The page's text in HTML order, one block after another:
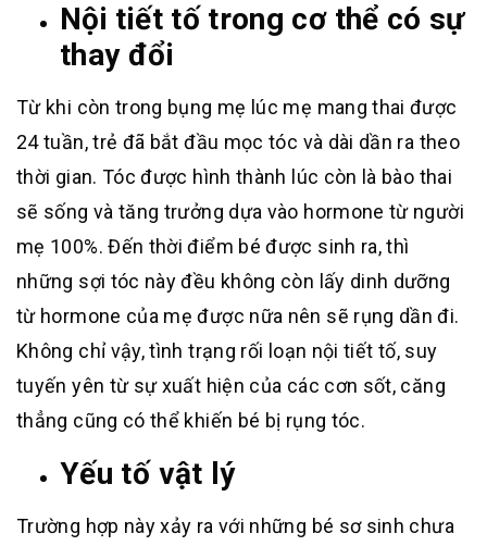
Nội tiết tố trong cơ thể có sự
thay đổi
Từ khi còn trong bụng mẹ lúc mẹ mang thai được
24 tuần, trẻ đã bắt đầu mọc tóc và dài dần ra theo
thời gian. Tóc được hình thành lúc còn là bào thai
sẽ sống và tăng trưởng dựa vào hormone từ người
mẹ 100%. Đến thời điểm bé được sinh ra, thì
những sợi tóc này đều không còn lấy dinh dưỡng
từ hormone của mẹ được nữa nên sẽ rụng dần đi.
Không chỉ vậy, tình trạng rối loạn nội tiết tố, suy
tuyến yên từ sự xuất hiện của các cơn sốt, căng
thẳng cũng có thể khiến bé bị rụng tóc.
Yếu tố vật lý
Trường hợp này xảy ra với những bé sơ sinh chưa